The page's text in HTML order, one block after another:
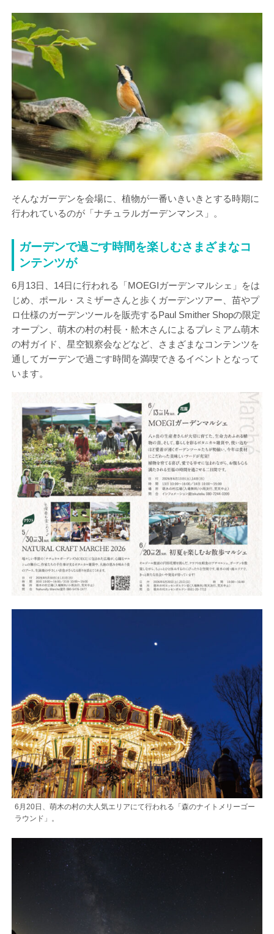
そんなガーデンを会場に、植物が一番いきいきとする時期に
行われているのが「ナチュラルガーデンマンス」。
ガーデンで過ごす時間を楽しむさまざまなコ
ンテンツが
6月13日、14日に行われる「MOEGIガーデンマルシェ」をは
じめ、ポール・スミザーさんと歩くガーデンツアー、苗やプ
ロ仕様のガーデンツールを販売するPaul Smither Shopの限定
オープン、萌木の村の村長・舩木さんによるプレミアム萌木
の村ガイド、星空観察会などなど、さまざまなコンテンツを
通してガーデンで過ごす時間を満喫できるイベントとなって
います。
6月20日、萌木の村の大人気エリアにて行われる「森のナイトメリーゴー
ラウンド」。